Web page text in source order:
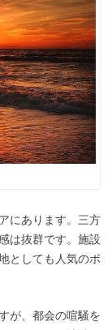
にあります。三方
は抜群です。施設
としても人気のポ
が、都会の喧騒を